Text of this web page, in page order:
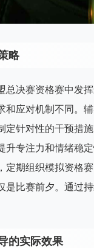
略
总决赛资格赛中发
和应对机制不同。
定针对性的干预措
升专注力和情绪稳
定期组织模拟资格
是比赛前夕。通过
的实际效果